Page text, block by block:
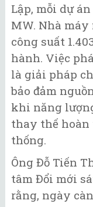
Lập, mỗi dự
MW. Nhà
công suất
hành. Việc
là giải pháp
bảo đảm
khi năng
thay thế
thống.
Ông Đỗ Tiến
tâm Đổi mới
rằng, ngày